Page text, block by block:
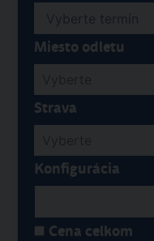
Miesto odletu
Strava
Konfigurácia
Cena celkom